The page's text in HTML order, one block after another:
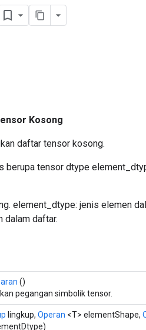
Kosong
daftar tensor kosong.
berupa tensor dtype
element_dtype: jenis elemen
dalam daftar.
()
pegangan simbolik tensor.
lingkup, Operan <T> elementShape,